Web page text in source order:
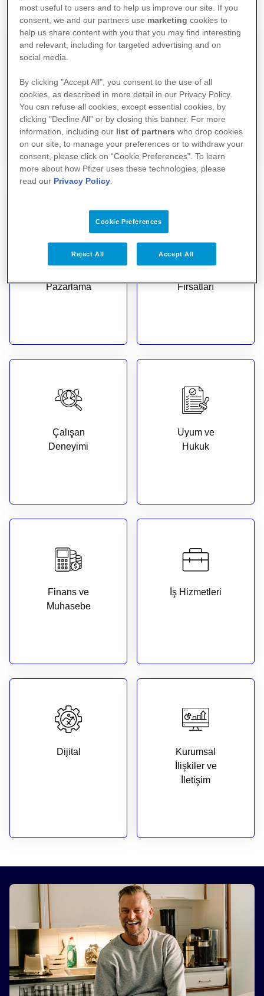
Araştırma ve
Geliştirme
Üretim
Biopharma,
Pazarlama
Sözleşmeli
Fırsatları
Çalışan
Deneyimi
Uyum ve
Hukuk
Finans ve
Muhasebe
İş Hizmetleri
Dijital
Kurumsal
İlişkiler ve
İletişim
most useful to users and to help us improve our site. If you
consent, we and our partners use marketing cookies to
help us share content with you that you may find interesting
and relevant, including for targeted advertising and on
social media.
By clicking "Accept All", you consent to the use of all
cookies, as described in more detail in our Privacy Policy.
You can refuse all cookies, except essential cookies, by
clicking "Decline All" or by closing this banner. For more
information, including our list of partners who drop cookies
on our site, to manage your preferences or to withdraw your
consent, please click on “Cookie Preferences”. To learn
more about how Pfizer uses these technologies, please
read our Privacy Policy
Cookie Preferences
Reject All Accept All